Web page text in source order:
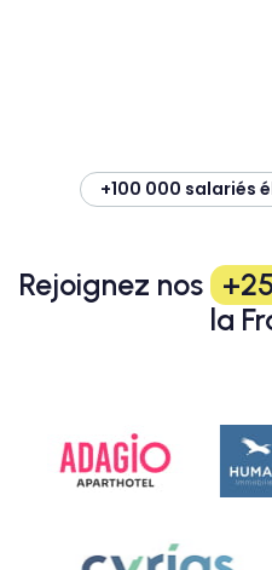
+100 000 salariés
Rejoignez nos
la